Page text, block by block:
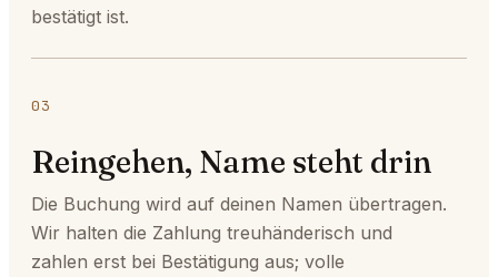
bestätigt ist.
03
Reingehen, Name steht drin
Die Buchung wird auf deinen Namen übertragen.
Wir halten die Zahlung treuhänderisch und
zahlen erst bei Bestätigung aus; volle